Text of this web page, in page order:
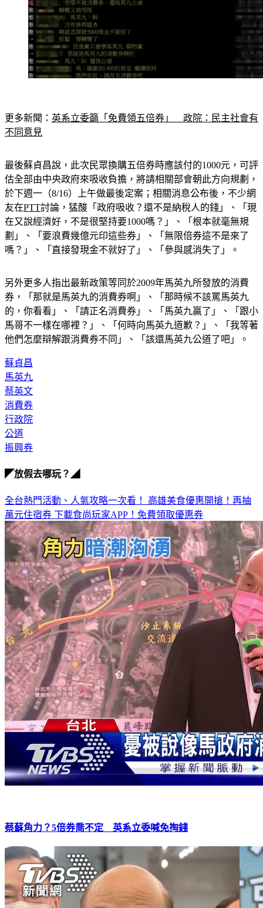
更多新聞： 英系立委籲「免費領五倍券」　政院：民主社會有
不同意見
最後蘇貞昌說，此次民眾換購五倍券時應該付的1000元，可評
估全部由中央政府來吸收負擔，將請相關部會朝此方向規劃，
於下週一（8/16）上午做最後定案；相關消息公布後，不少網
友在PTT討論，猛酸「政府吸收？還不是納稅人的錢」、「現
在又說經濟好，不是很堅持要1000嗎？」、「根本就毫無規
劃」、「要浪費幾億元印這些券」、「無限倍券這不是來了
嗎？」、「直接發現金不就好了」、「參與感消失了」。
另外更多人指出最新政策等同於2009年馬英九所發放的消費
券，「那就是馬英九的消費券啊」、「那時候不該罵馬英九
的，你看看」、「請正名消費券」、「馬英九贏了」、「跟小
馬哥不一樣在哪裡？」、「何時向馬英九道歉？」、「我等著
他們怎麼辯解跟消費券不同」、「該還馬英九公道了吧」。
蘇貞昌
馬英九
蔡英文
消費券
行政院
公道
振興券
◤放假去哪玩？◢
全台熱門活動、人氣攻略一次看！ 高雄美食優惠開搶！再抽
萬元住宿券 下載食尚玩家APP！免費領取優惠券
蔡蘇角力？5倍券喬不定 英系立委喊免掏錢